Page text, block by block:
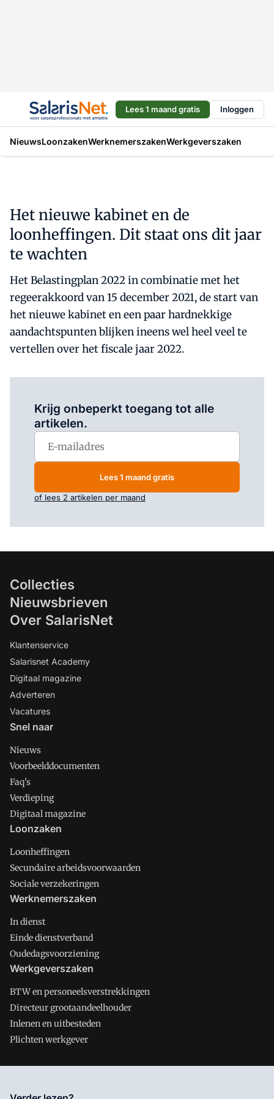
Lees 1 maand gratis Inloggen
NieuwsLoonzakenWerknemerszakenWerkgeverszaken
Het nieuwe kabinet en de
loonheffingen. Dit staat ons dit jaar
te wachten
Het Belastingplan 2022 in combinatie met het
regeerakkoord van 15 december 2021, de start van
het nieuwe kabinet en een paar hardnekkige
aandachtspunten blijken ineens wel heel veel te
vertellen over het fiscale jaar 2022.
Krijg onbeperkt toegang tot alle
artikelen.
Lees 1 maand gratis
of lees 2 artikelen per maand
Collecties
Nieuwsbrieven
Over SalarisNet
Klantenservice
Salarisnet Academy
Digitaal magazine
Adverteren
Vacatures
Snel naar
Nieuws
Voorbeelddocumenten
Faq's
Verdieping
Digitaal magazine
Loonzaken
Loonheffingen
Secundaire arbeidsvoorwaarden
Sociale verzekeringen
Werknemerszaken
In dienst
Einde dienstverband
Oudedagsvoorziening
Werkgeverszaken
BTW en personeelsverstrekkingen
Directeur grootaandeelhouder
Inlenen en uitbesteden
Plichten werkgever
Salarisnet is onderdeel van VMN media. Lees in